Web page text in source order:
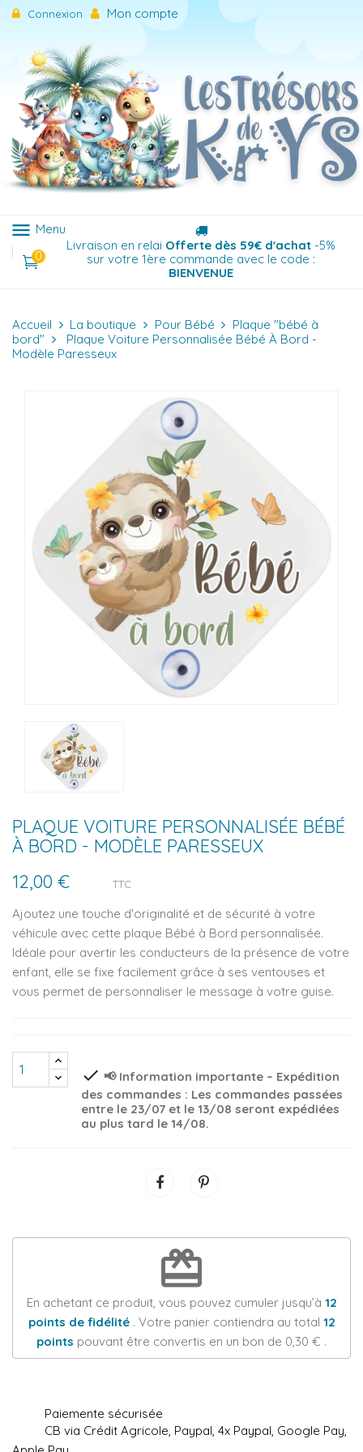
Connexion Mon compte
menu Menu
0
Livraison en relai Offerte dès 59€ d'achat -5%
sur votre 1ère commande avec le code :
BIENVENUE
Accueil La boutique Pour Bébé
Plaque "bébé à
bord"
Plaque Voiture Personnalisée Bébé À Bord -
Modèle Paresseux
PLAQUE VOITURE PERSONNALISÉE BÉBÉ
À BORD - MODÈLE PARESSEUX
12,00 €
TTC
Ajoutez une touche d'originalité et de sécurité à votre
véhicule avec cette plaque Bébé à Bord personnalisée.
Idéale pour avertir les conducteurs de la présence de votre
enfant, elle se fixe facilement grâce à ses ventouses et
vous permet de personnaliser le message à votre guise.
check 📢 Information importante – Expédition
des commandes : Les commandes passées
entre le 23/07 et le 13/08 seront expédiées
au plus tard le 14/08.
redeem
En achetant ce produit, vous pouvez cumuler jusqu’à 12
points de fidélité. Votre panier contiendra au total 12
points pouvant être convertis en un bon de 0,30 € .
Paiemente sécurisée
CB via Crédit Agricole, Paypal, 4x Paypal, Google Pay,